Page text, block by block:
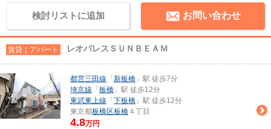
検討リストに追加 お問い合わせ
賃貸｜アパート レオパレスＳＵＮＢＥＡＭ
都営三田線 「 新板橋 」駅 徒歩7分
埼京線 「 板橋 」駅 徒歩12分
東武東上線 「 下板橋 」駅 徒歩12分
東京都板橋区板橋 ４丁目
4.8万円